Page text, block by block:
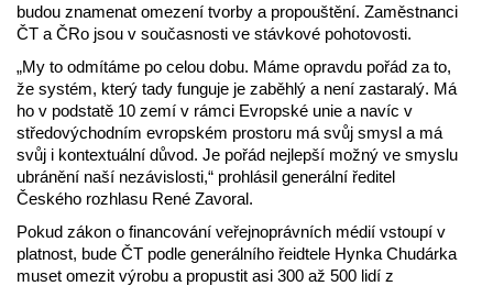
budou znamenat omezení tvorby a propouštění. Zaměstnanci
ČT a ČRo jsou v současnosti ve stávkové pohotovosti.
„My to odmítáme po celou dobu. Máme opravdu pořád za to,
že systém, který tady funguje je zaběhlý a není zastaralý. Má
ho v podstatě 10 zemí v rámci Evropské unie a navíc v
středovýchodním evropském prostoru má svůj smysl a má
svůj i kontextuální důvod. Je pořád nejlepší možný ve smyslu
ubránění naší nezávislosti,“ prohlásil generální ředitel
Českého rozhlasu René Zavoral.
Pokud zákon o financování veřejnoprávních médií vstoupí v
platnost, bude ČT podle generálního řeidtele Hynka Chudárka
muset omezit výrobu a propustit asi 300 až 500 lidí z